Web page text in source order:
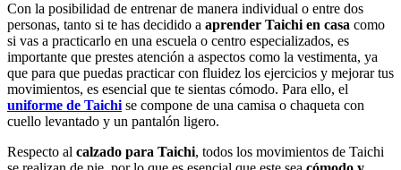
Con la posibilidad de entrenar de manera individual o entre dos
personas, tanto si te has decidido a aprender Taichi en casa como
si vas a practicarlo en una escuela o centro especializados, es
importante que prestes atención a aspectos como la vestimenta, ya
que para que puedas practicar con fluidez los ejercicios y mejorar tus
movimientos, es esencial que te sientas cómodo. Para ello, el
uniforme de Taichi se compone de una camisa o chaqueta con
cuello levantado y un pantalón ligero.
Respecto al calzado para Taichi, todos los movimientos de Taichi